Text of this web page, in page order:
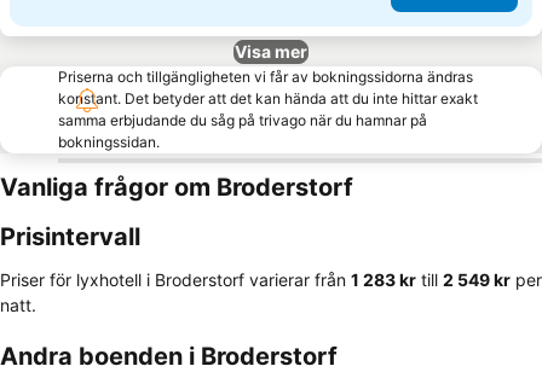
Visa mer
Priserna och tillgängligheten vi får av bokningssidorna ändras
konstant. Det betyder att det kan hända att du inte hittar exakt
samma erbjudande du såg på trivago när du hamnar på
bokningssidan.
Vanliga frågor om Broderstorf
Prisintervall
Priser för lyxhotell i Broderstorf varierar från ‎1 283 kr till ‎2 549 kr per
natt.
Andra boenden i Broderstorf